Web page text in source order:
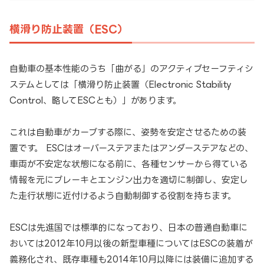
横滑り防止装置（ESC）
自動車の基本性能のうち「曲がる」のアクティブセーフティシ
ステムとしては「横滑り防止装置（Electronic Stability
Control、略してESCとも）」があります。
これは自動車がカーブする際に、姿勢を安定させるための装
置です。 ESCはオーバーステアまたはアンダーステアなどの、
車両が不安定な状態になる前に、各種センサーから得ている
情報を元にブレーキとエンジン出力を適切に制御し、安定し
た走行状態に近付けるよう自動制御する役割を持ちます。
ESCは先進国では標準的になっており、日本の普通自動車に
おいては2012年10月以後の新型車種についてはESCの装着が
義務化され、既存車種も2014年10月以降には装備に追加する